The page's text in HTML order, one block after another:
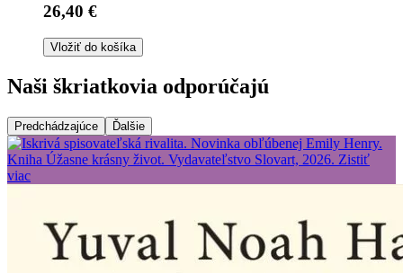
26,40 €
Vložiť do košíka
Naši škriatkovia odporúčajú
Predchádzajúce Ďalšie